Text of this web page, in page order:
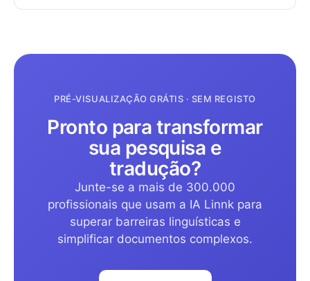
PRÉ-VISUALIZAÇÃO GRÁTIS · SEM REGISTO
Pronto para transformar
sua pesquisa e
tradução?
Junte-se a mais de 300.000
profissionais que usam a IA Linnk para
superar barreiras linguísticas e
simplificar documentos complexos.